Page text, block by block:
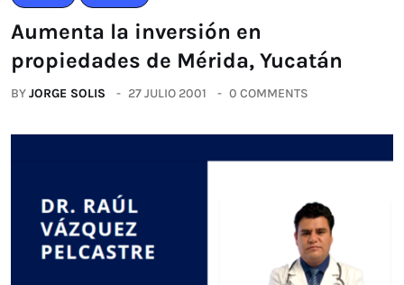
Aumenta la inversión en
propiedades de Mérida, Yucatán
BYJORGE SOLIS 27 JULIO 2001 0 COMMENTS